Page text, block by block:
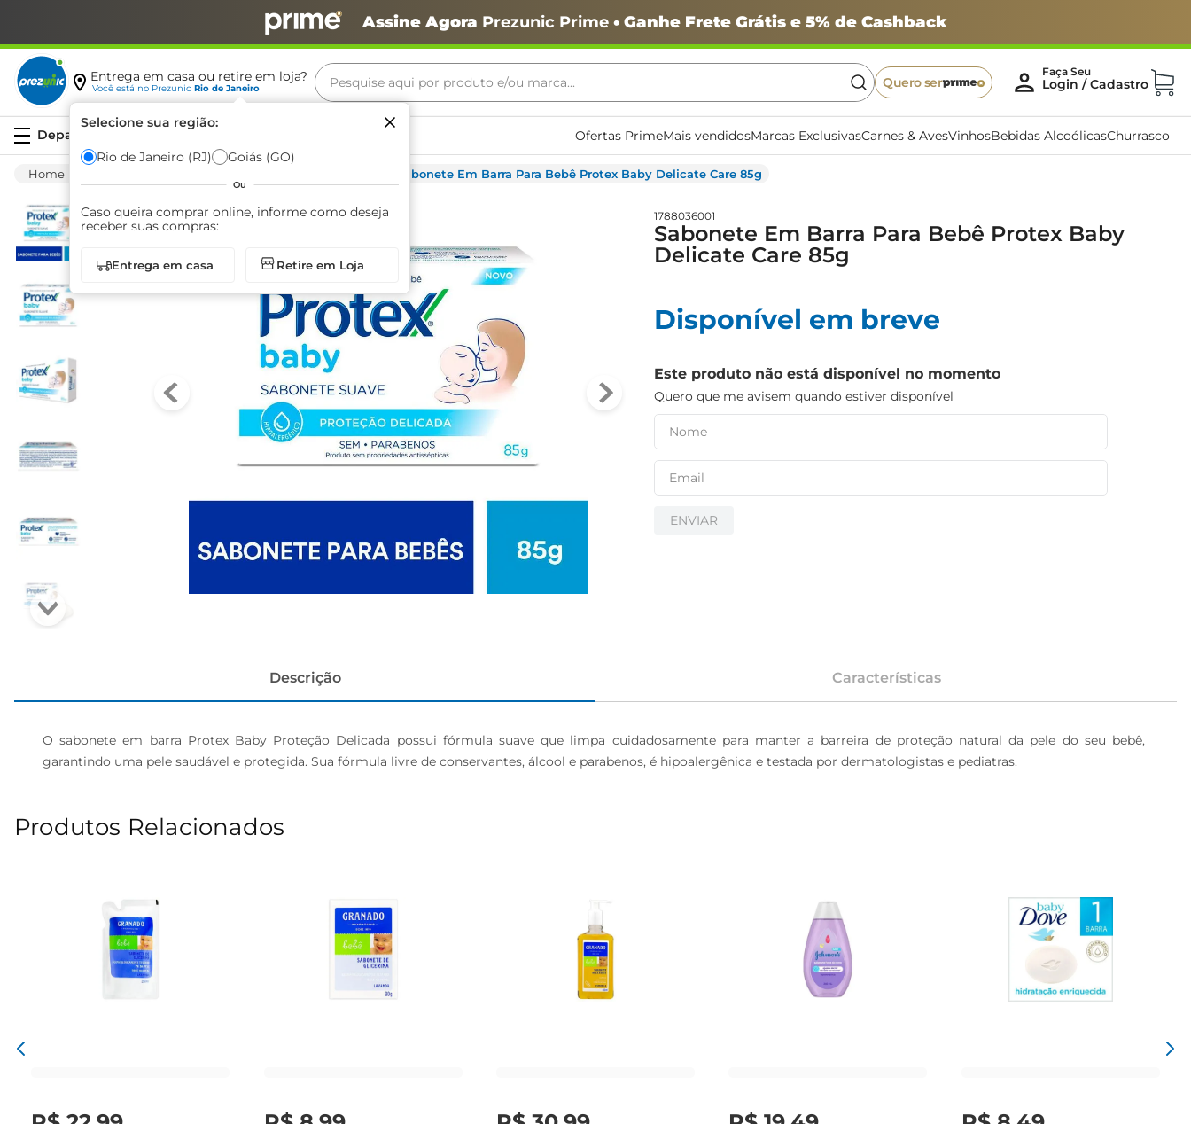
Assine Agora Prezunic Prime• Ganhe Frete Grátis e 5% de Cashback
Entrega em casa ou retire em loja?
Você está no Prezunic Rio de Janeiro
Selecione sua região:
Rio de Janeiro (RJ) Goiás (GO)
Ou
Caso queira comprar online, informe como deseja
receber suas compras:
Entrega em casa Retire em Loja
Pesquise aqui por produto e/ou marca...
Quero ser
Ofertas PrimeMais vendidosMarcas ExclusivasCarnes & AvesVinhosBebidas AlcoólicasChurrasco
Sabonete Em Barra Para Bebê Protex Baby Delicate Care 85g
1788036001
Sabonete Em Barra Para Bebê Protex Baby
Delicate Care 85g
Disponível em breve
Este produto não está disponível no momento
Quero que me avisem quando estiver disponível
ENVIAR
Descrição Características
O sabonete em barra Protex Baby Proteção Delicada possui fórmula suave que limpa cuidadosamente para manter a barreira de proteção natural da pele do seu bebê,
garantindo uma pele saudável e protegida. Sua fórmula livre de conservantes, álcool e parabenos, é hipoalergênica e testada por dermatologistas e pediatras.
Produtos Relacionados
Termos mais buscados
café
azeite
biscoito
arroz
papel higiênico
cerveja